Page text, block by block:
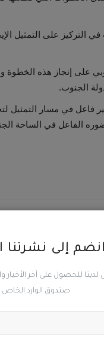
انضم إلى نشرتنا
لدينا للحصول على آخر
صندوق الوارد
التركيز على التمثيل
على إنجاز هذه الخطوة
الجنوب.
فاعل في مسار التمثيل
الفاعل في الساحة
يبحث مع البنك الدولي
والصرف الصحي
0